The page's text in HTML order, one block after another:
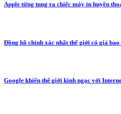
Apple từng tung ra chiếc máy in huyền
Đồng hồ chính xác nhất thế giới có giá bao
Google khiến thế giới kinh ngạc với